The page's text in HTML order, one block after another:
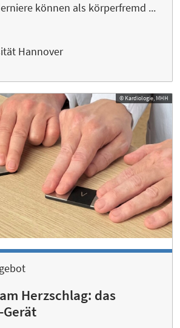
können als körperfremd ...
Hannover
© Kardiologie, MHH
Herzschlag: das
Gerät